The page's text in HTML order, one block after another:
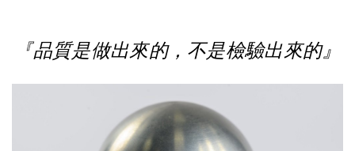
『品質是做出來的，不是檢驗出來的』